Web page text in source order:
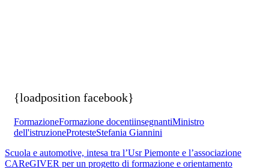
{loadposition facebook}
FormazioneFormazione docentiinsegnantiMinistro
dell'istruzioneProtesteStefania Giannini
Scuola e automotive, intesa tra l’Usr Piemonte e l’associazione
CAReGIVER per un progetto di formazione e orientamento